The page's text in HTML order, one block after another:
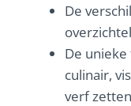
De
De
culinair,
verf zetten